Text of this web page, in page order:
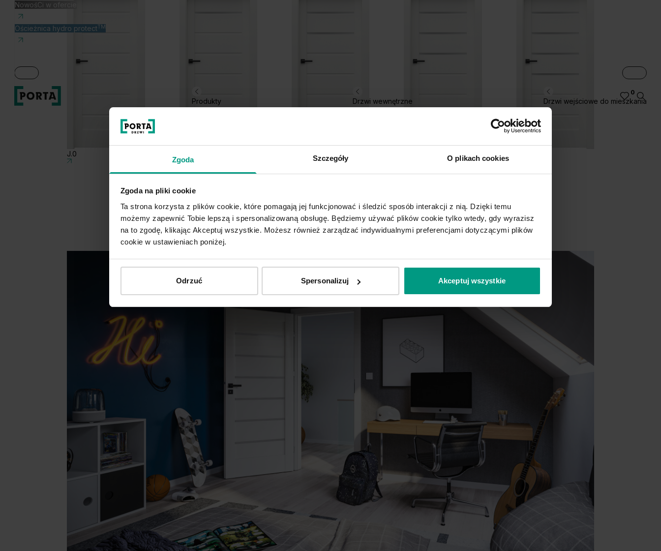
Zgoda Szczegóły O plikach cookies
Zgoda na pliki cookie
Ta strona korzysta z plików cookie, które pomagają jej funkcjonować i śledzić sposób interakcji z nią. Dzięki temu
możemy zapewnić Tobie lepszą i spersonalizowaną obsługę. Będziemy używać plików cookie tylko wtedy, gdy wyrazisz
na to zgodę, klikając Akceptuj wszystkie. Możesz również zarządzać indywidualnymi preferencjami dotyczącymi plików
cookie w ustawieniach poniżej.
Odrzuć Spersonalizuj Akceptuj wszystkie
NowośCi w ofercie
Ościeżnica hydro protectTM
Produkty Drzwi wewnętrzne Drzwi wejściowe do mieszkania
0
J.0